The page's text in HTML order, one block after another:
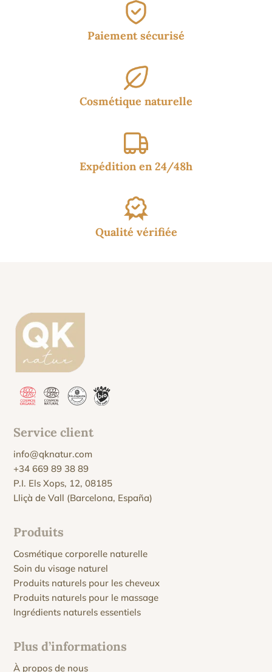
Paiement sécurisé
Cosmétique naturelle
Expédition en 24/48h
Qualité vérifiée
Service client
info@qknatur.com
+34 669 89 38 89
P.I. Els Xops, 12, 08185
Lliçà de Vall (Barcelona, España)
Produits
Cosmétique corporelle naturelle
Soin du visage naturel
Produits naturels pour les cheveux
Produits naturels pour le massage
Ingrédients naturels essentiels
Plus d’informations
À propos de nous